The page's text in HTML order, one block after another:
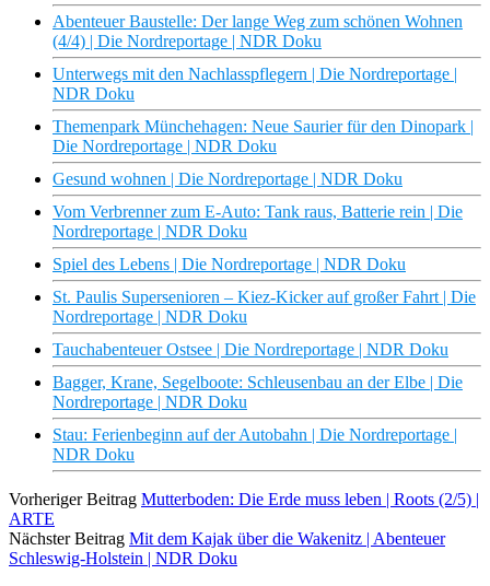
Abenteuer Baustelle: Der lange Weg zum schönen Wohnen
(4/4) | Die Nordreportage | NDR Doku
Unterwegs mit den Nachlasspflegern | Die Nordreportage |
NDR Doku
Themenpark Münchehagen: Neue Saurier für den Dinopark |
Die Nordreportage | NDR Doku
Gesund wohnen | Die Nordreportage | NDR Doku
Vom Verbrenner zum E-Auto: Tank raus, Batterie rein | Die
Nordreportage | NDR Doku
Spiel des Lebens | Die Nordreportage | NDR Doku
St. Paulis Supersenioren – Kiez-Kicker auf großer Fahrt | Die
Nordreportage | NDR Doku
Tauchabenteuer Ostsee | Die Nordreportage | NDR Doku
Bagger, Krane, Segelboote: Schleusenbau an der Elbe | Die
Nordreportage | NDR Doku
Stau: Ferienbeginn auf der Autobahn | Die Nordreportage |
NDR Doku
Vorheriger Beitrag Mutterboden: Die Erde muss leben | Roots (2/5) |
ARTE
Nächster Beitrag Mit dem Kajak über die Wakenitz | Abenteuer
Schleswig-Holstein | NDR Doku